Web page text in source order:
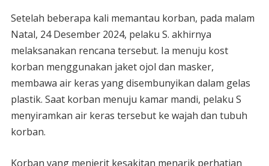
Setelah beberapa kali memantau korban, pada malam
Natal, 24 Desember 2024, pelaku S. akhirnya
melaksanakan rencana tersebut. Ia menuju kost
korban menggunakan jaket ojol dan masker,
membawa air keras yang disembunyikan dalam gelas
plastik. Saat korban menuju kamar mandi, pelaku S
menyiramkan air keras tersebut ke wajah dan tubuh
korban.
Korban yang menjerit kesakitan menarik perhatian